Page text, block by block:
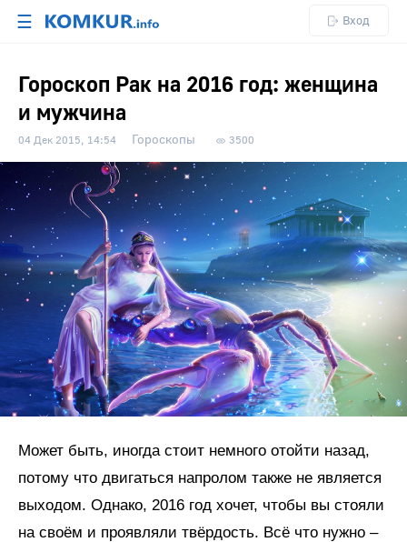
☰ Вход
Гороскоп Рак на 2016 год: женщина
и мужчина
04 Дек 2015, 14:54 Гороскопы 3500
Может быть, иногда стоит немного отойти назад,
потому что двигаться напролом также не является
выходом. Однако, 2016 год хочет, чтобы вы стояли
на своём и проявляли твёрдость. Всё что нужно –